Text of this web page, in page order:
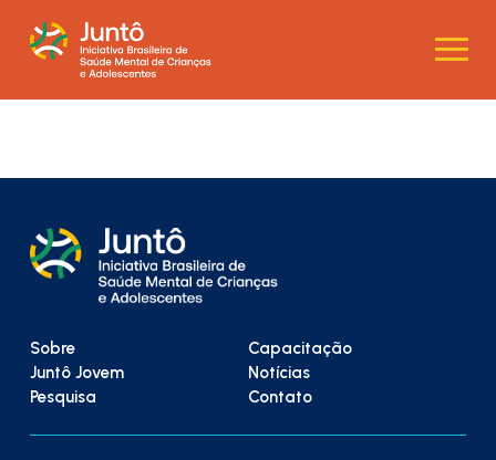
Sobre
Capacitação
Juntô Jovem
Notícias
Pesquisa
Contato